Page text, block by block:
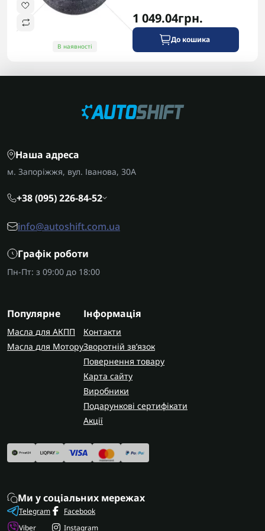
В наявності
1 049.04грн.
До кошика
Наша адреса
м. Запоріжжя, вул. Іванова, 30А
+38 (095) 226-84-52
info@autoshift.com.ua
Графік роботи
Пн-Пт: з 09:00 до 18:00
Популярне
Масла для АКПП
Масла для Мотору
Інформація
Контакти
Зворотній зв’язок
Повернення товару
Карта сайту
Виробники
Подарункові сертифікати
Акції
Ми у соціальних мережах
Telegram
Viber
Facebook
Instagram